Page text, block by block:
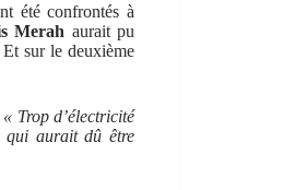
été confrontés à
Merah aurait pu
sur le deuxième
« Trop d’électricité
qui aurait dû être